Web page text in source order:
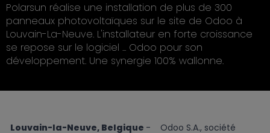
Polarsun réalise une installation de plus de 300
panneaux photovoltaïques sur le site de Odoo à
Louvain-La-Neuve. L'installateur en forte croissance
se repose sur le logiciel ... Odoo pour son
développement. Une synergie 100% wallonne.
Louvain-la-Neuve, Belgique - Odoo S.A., société